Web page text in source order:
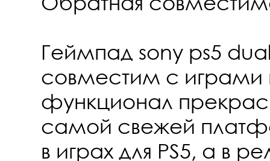
Геймпад sony ps5
совместим с играми
функционал
самой свежей
в играх для PS5, а в